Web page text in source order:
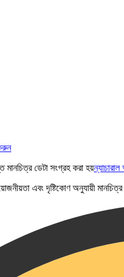
মানচিত্র ডেটা সংগ্রহ করা হয়
এবং দৃষ্টিকোণ অনুযায়ী